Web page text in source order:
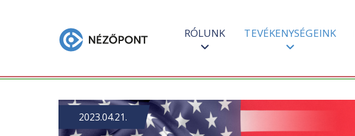
RÓLUNK TEVÉKENYSÉGEINK
2023.04.21.